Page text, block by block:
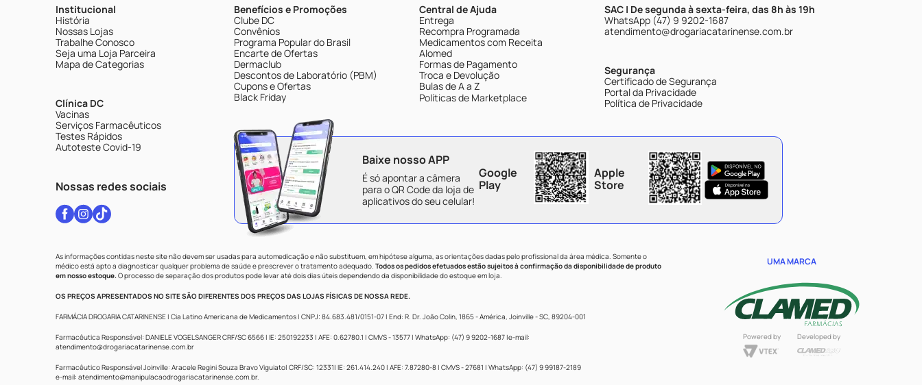
Institucional
História
Nossas Lojas
Trabalhe Conosco
Seja uma Loja Parceira
Mapa de Categorias
Clínica DC
Vacinas
Serviços Farmacêuticos
Testes Rápidos
Autoteste Covid-19
Nossas redes sociais
Benefícios e Promoções
Clube DC
Convênios
Programa Popular do Brasil
Encarte de Ofertas
Dermaclub
Descontos de Laboratório (PBM)
Cupons e Ofertas
Black Friday
Central de Ajuda
Entrega
Recompra Programada
Medicamentos com Receita
Alomed
Formas de Pagamento
Troca e Devolução
Bulas de A a Z
Políticas de Marketplace
SAC | De segunda à sexta-feira, das 8h às 19h
WhatsApp (47) 9 9202-1687
atendimento@drogariacatarinense.com.br
Segurança
Certificado de Segurança
Portal da Privacidade
Política de Privacidade
Baixe nosso APP
É só apontar a câmera
para o QR Code da loja de
aplicativos do seu celular!
Google
Play
Apple
Store
As informações contidas neste site não devem ser usadas para automedicação e não substituem, em hipótese alguma, as orientações dadas pelo profissional da área médica. Somente o
médico está apto a diagnosticar qualquer problema de saúde e prescrever o tratamento adequado. Todos os pedidos efetuados estão sujeitos à confirmação da disponibilidade de produto
em nosso estoque.O processo de separação dos produtos pode levar até dois dias úteis dependendo da disponibilidade do estoque em loja.
OS PREÇOS APRESENTADOS NO SITE SÃO DIFERENTES DOS PREÇOS DAS LOJAS FÍSICAS DE NOSSA REDE.
FARMÁCIA DROGARIA CATARINENSE | Cia Latino Americana de Medicamentos | CNPJ: 84.683.481/0151-07 | End: R. Dr. João Colin, 1865 - América, Joinville - SC, 89204-001
Farmacêutica Responsável: DANIELE VOGELSANGER CRF/SC 6566 | IE: 250192233 | AFE: 0.62780.1 | CMVS - 13577 | WhatsApp: (47) 9 9202-1687 |e-mail:
atendimento@drogariacatarinense.com.br
Farmacêutico Responsável Joinville: Aracele Regini Souza Bravo Viguiato| CRF/SC: 12331| IE: 261.414.240 | AFE: 7.87280-8 | CMVS - 27681 | WhatsApp: (47) 9 99187-2189
e-mail: atendimento@manipulacaodrogariacatarinense.com.br.
UMA MARCA
Powered by Developed by